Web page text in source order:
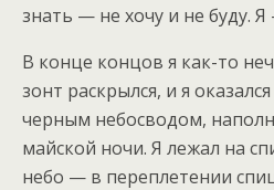
знать — не хочу и не буду. Я
В конце концов я как-то
зонт раскрылся, и я
черным небосводом,
майской ночи. Я лежал на
небо — в переплетении